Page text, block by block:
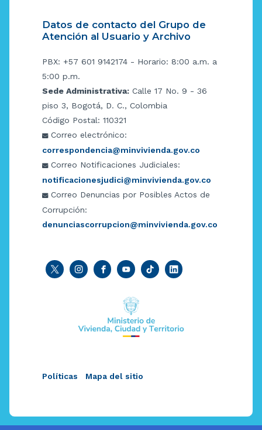
Datos de contacto del Grupo de
Atención al Usuario y Archivo
PBX: +57 601 9142174 - Horario: 8:00 a.m. a
5:00 p.m.
Sede Administrativa: Calle 17 No. 9 - 36
piso 3, Bogotá, D. C., Colombia
Código Postal: 110321
Correo electrónico:
correspondencia@minvivienda.gov.co
Correo Notificaciones Judiciales:
notificacionesjudici@minvivienda.gov.co
Correo Denuncias por Posibles Actos de
Corrupción:
denunciascorrupcion@minvivienda.gov.co
Políticas Mapa del sitio